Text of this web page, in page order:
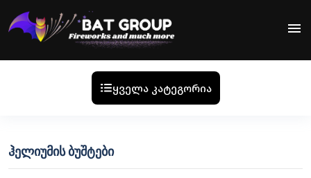
menu
ყველა კატეგორია
ᲰᲔᲚᲘᲣᲛᲘᲡ ᲑᲣᲨᲢᲔᲑᲘ